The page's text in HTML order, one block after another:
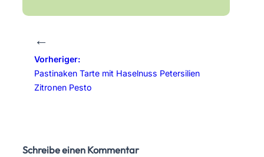
←
Vorheriger:
Pastinaken Tarte mit Haselnuss Petersilien
Zitronen Pesto
Schreibe einen Kommentar